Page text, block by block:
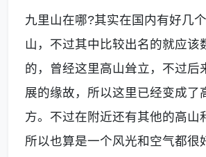
九里山在哪?其实在国内有好几
山，不过其中比较出名的就应该
的，曾经这里高山耸立，不过后
展的缘故，所以这里已经变成了
方。不过在附近还有其他的高山
所以也算是一个风光和空气都很